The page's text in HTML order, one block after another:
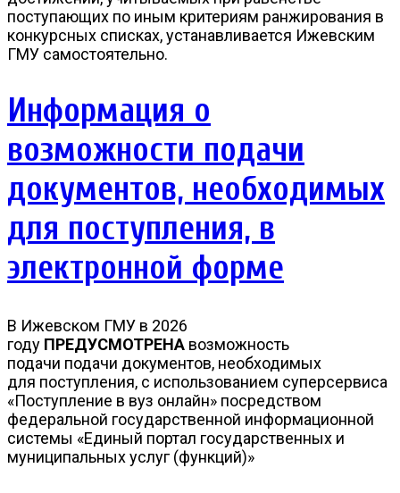
поступающих по иным критериям ранжирования в
конкурсных списках, устанавливается Ижевским
ГМУ самостоятельно.
Информация о
возможности подачи
документов, необходимых
для поступления, в
электронной форме
В Ижевском ГМУ в 2026
году ПРЕДУСМОТРЕНА возможность
подачи подачи документов, необходимых
для поступления, с использованием суперсервиса
«Поступление в вуз онлайн» посредством
федеральной государственной информационной
системы «Единый портал государственных и
муниципальных услуг (функций)»